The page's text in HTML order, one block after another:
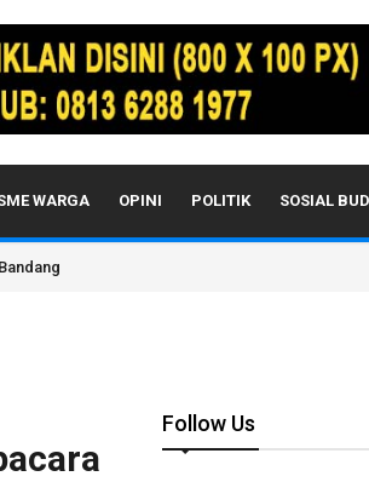
WARGA OPINI POLITIK SOSIAL
& Pelanggaran Etik Berat!?
Follow Us